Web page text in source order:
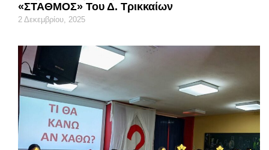
«ΣΤΑΘΜΟΣ» Του Δ. Τρικκαίων
2 Δεκεμβρίου, 2025